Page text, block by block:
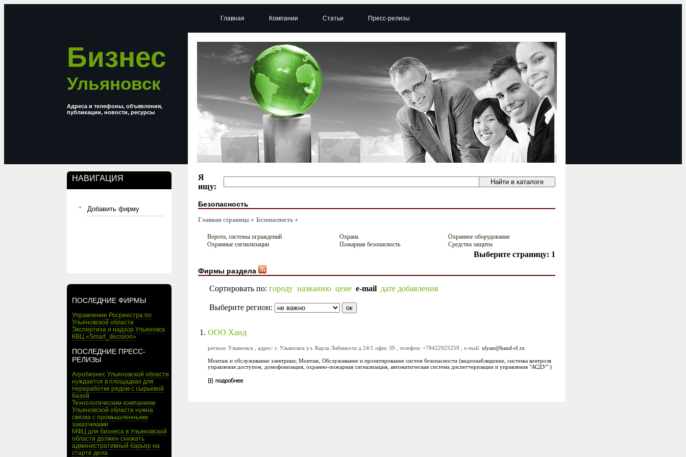
Бизнес
Ульяновск
Адреса и телефоны, объявления,
публикации, новости, ресурсы
НАВИГАЦИЯ
Добавить фирму
ПОСЛЕДНИЕ ФИРМЫ
Управление Росреестра по
Ульяновской области
Экспертиза и надзор Ульяновск
КВЦ «Smart_decision»
ПОСЛЕДНИЕ ПРЕСС-
РЕЛИЗЫ
Агробизнес Ульяновской области
нуждается в площадках для
переработки рядом с сырьевой
базой
Технологическим компаниям
Ульяновской области нужна
связка с промышленными
заказчиками
МФЦ для бизнеса в Ульяновской
области должен снижать
административный барьер на
старте дела
Главная Компании Статьи Пресс-релизы
Я
ищу:
Безопасность
Главная страница Безопасность
Ворота, системы ограждений Охрана
Охранное оборудование
Охранные сигнализации
Пожарная безопасность Средства защиты
Выберите страницу: 1
Фирмы раздела
Сортировать по: городу названию цене e-mail дате добавления
Выберите регион:
1. ООО Ханд
регион: Ульяновск , адрес: г. Ульяновск ул. Карла Либкнехта д 24/1 офис 39 , телефон: +78422925259 , e-mail: ulyan@hand-rf.ru
Монтаж и обслуживание электрики; Монтаж, Обслуживание и проектирование систем безопасности (видеонаблюдение, системы контроля
управления доступом, домофонизация, охранно-пожарная сигнализация, автоматическая система диспетчеризации и управления "АСДУ" )